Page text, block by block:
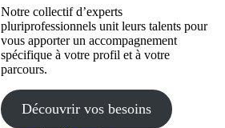
Notre collectif d’experts
pluriprofessionnels unit leurs talents pour
vous apporter un accompagnement
spécifique à votre profil et à votre
parcours.
Découvrir vos besoins